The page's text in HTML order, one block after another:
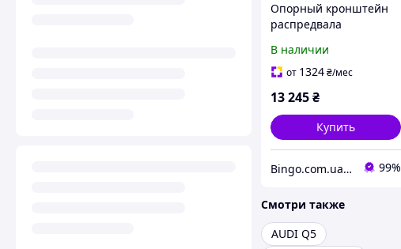
Опорный кронштейн
распредвала
В наличии
от 1324₴/мес
13 245₴
Купить
Bingo.com.ua - зоотовары, снаряжение для охоты, галантерея 99%
Смотри также
AUDI Q5